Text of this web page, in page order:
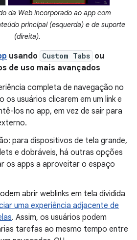
da Web incorporado ao app com
principal (esquerda) e de suporte
(direita).
usando Custom Tabs ou
de uso mais avançados
completa de navegação no
os usuários clicarem em um link e
los no app, em vez de sair para
para dispositivos de tela grande,
e dobráveis, há outras opções
os apps a aproveitar o espaço
abrir weblinks em tela dividida
uma experiência adjacente de
. Assim, os usuários podem
tarefas ao mesmo tempo entre